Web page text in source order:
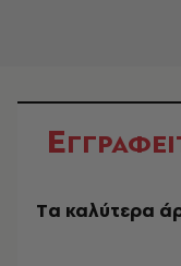
Ε
Tα καλύτερα